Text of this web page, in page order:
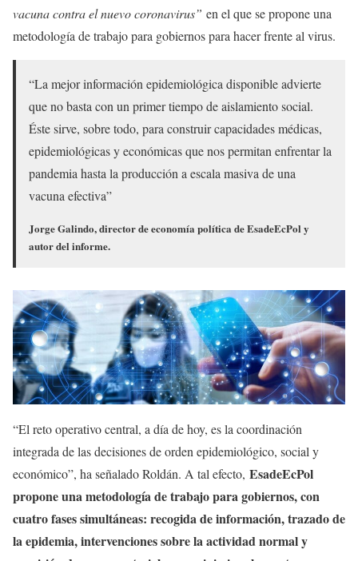
vacuna contra el nuevo coronavirus” en el que se propone una
metodología de trabajo para gobiernos para hacer frente al virus.
“La mejor información epidemiológica disponible advierte
que no basta con un primer tiempo de aislamiento social.
Éste sirve, sobre todo, para construir capacidades médicas,
epidemiológicas y económicas que nos permitan enfrentar la
pandemia hasta la producción a escala masiva de una
vacuna efectiva”
Jorge Galindo, director de economía política de EsadeEcPol y
autor del informe.
“El reto operativo central, a día de hoy, es la coordinación
integrada de las decisiones de orden epidemiológico, social y
económico”, ha señalado Roldán. A tal efecto, EsadeEcPol
propone una metodología de trabajo para gobiernos, con
cuatro fases simultáneas: recogida de información, trazado de
la epidemia, intervenciones sobre la actividad normal y